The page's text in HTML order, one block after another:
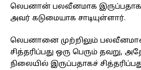
லெபனான் பலவீனமாக
அவர் கடுமையாக சாடியுள்ளார்.
லெபனானை முற்றிலும்
சித்தரிப்பது ஒரு பெரும் தவறு,
நிலையில் இருப்பதாகச்